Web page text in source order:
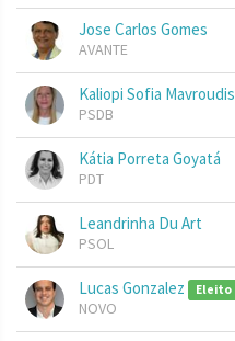
Jose Carlos Gomes
AVANTE
Kaliopi Sofia Mavroudis
PSDB
Kátia Porreta Goyatá
PDT
Leandrinha Du Art
PSOL
Lucas Gonzalez Eleito
NOVO